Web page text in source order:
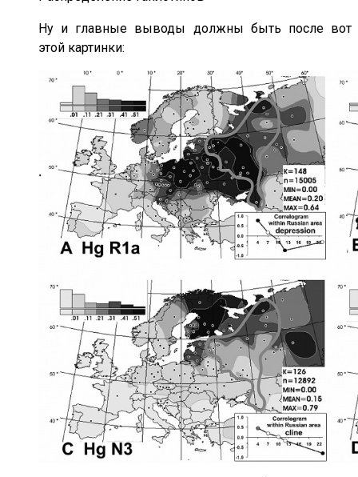
Ну и главные выводы должны быть после вот
этой картинки: